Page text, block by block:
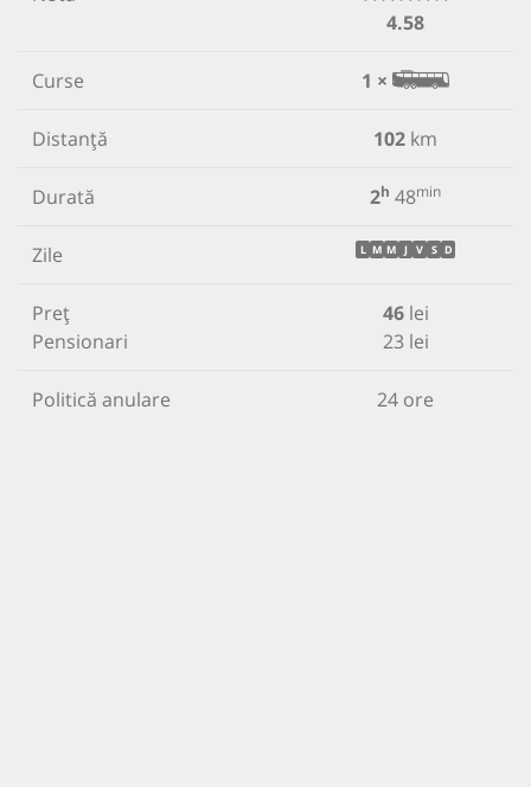
4.58
Curse 1 ×
Distanță 102 km
Durată 2h 48min
Zile L M M J V S D
Preț
Pensionari
46lei
23 lei
Politică anulare 24 ore